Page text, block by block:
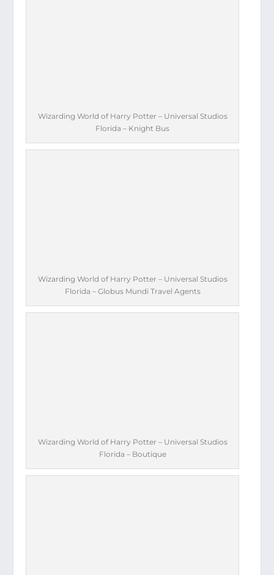
Wizarding World of Harry Potter – Universal Studios
Florida – Knight Bus
Wizarding World of Harry Potter – Universal Studios
Florida – Globus Mundi Travel Agents
Wizarding World of Harry Potter – Universal Studios
Florida – Boutique